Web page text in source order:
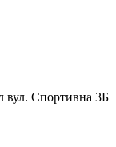
вул. Спортивна 3Б